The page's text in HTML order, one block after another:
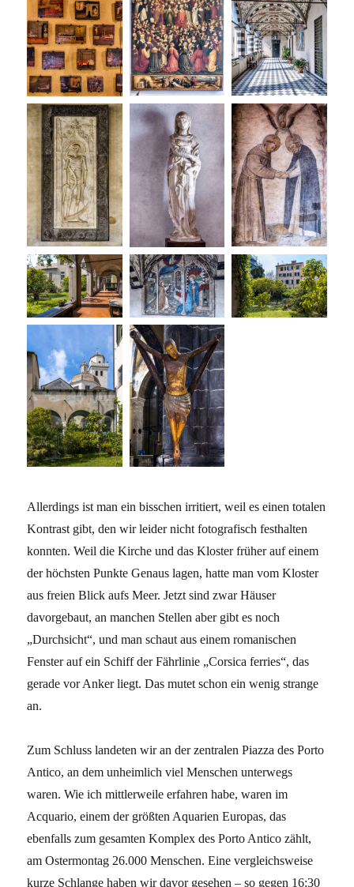
Allerdings ist man ein bisschen irritiert, weil es einen totalen
Kontrast gibt, den wir leider nicht fotografisch festhalten
konnten. Weil die Kirche und das Kloster früher auf einem
der höchsten Punkte Genaus lagen, hatte man vom Kloster
aus freien Blick aufs Meer. Jetzt sind zwar Häuser
davorgebaut, an manchen Stellen aber gibt es noch
„Durchsicht“, und man schaut aus einem romanischen
Fenster auf ein Schiff der Fährlinie „Corsica ferries“, das
gerade vor Anker liegt. Das mutet schon ein wenig strange
an.
Zum Schluss landeten wir an der zentralen Piazza des Porto
Antico, an dem unheimlich viel Menschen unterwegs
waren. Wie ich mittlerweile erfahren habe, waren im
Acquario, einem der größten Aquarien Europas, das
ebenfalls zum gesamten Komplex des Porto Antico zählt,
am Ostermontag 26.000 Menschen. Eine vergleichsweise
kurze Schlange haben wir davor gesehen – so gegen 16:30